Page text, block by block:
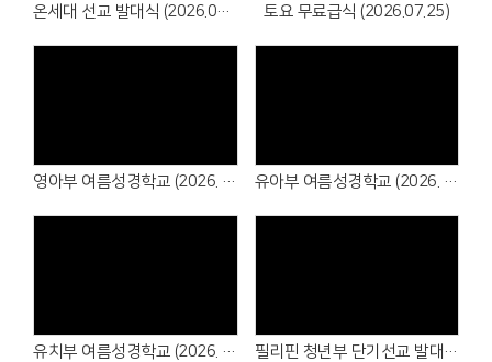
# 첨부 22.IMG_6419.jpg
# 첨부 28.IMG_6643.jpeg
# 첨부 29.IMG_6649.jpeg
# 첨부 30.KakaoTalk_20250808_204456614_01.jpg
# 첨부 35.KakaoTalk_20250808_204456614_06.jpg
온세대 선교 발대식 (2026.07.26) 토요 무료급식 (2026.07.25)
영아부 여름성경학교 (2026. 7. 18~19) 유아부 여름성경학교 (2026. 7. 11~12)
유치부 여름성경학교 (2026. 7. 4~5) 필리핀 청년부 단기선교 발대식 (2026. 7.12)